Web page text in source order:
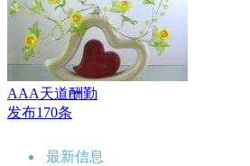
AAA天道酬勤
发布170条
最新信息